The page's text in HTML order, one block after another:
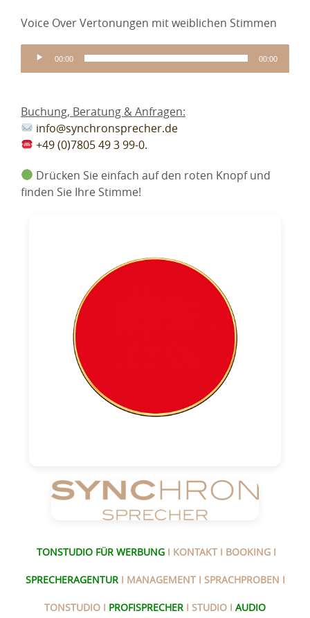
Voice Over Vertonungen mit weiblichen Stimmen
Audio-
Player
00:00 00:00
Buchung, Beratung & Anfragen:
info@synchronsprecher.de
+49 (0)7805 49 3 99-0.
Drücken Sie einfach auf den roten Knopf und
finden Sie Ihre Stimme!
TONSTUDIO FÜR WERBUNG I KONTAKT I BOOKING I
SPRECHERAGENTURI MANAGEMENT I SPRACHPROBEN I
TONSTUDIO I PROFISPRECHER I STUDIO I AUDIO